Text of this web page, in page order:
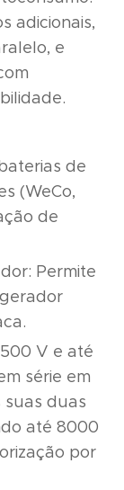
adicionais,
e
de
(WeCo,
de
Permite
V e até
série em
duas
até 8000
por